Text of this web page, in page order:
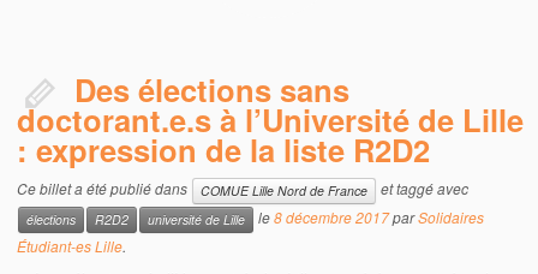
Des élections sans
doctorant.e.s à l’Université de Lille
: expression de la liste R2D2
Ce billet a été publié dans COMUE Lille Nord de France et taggé avec
élections R2D2 université de Lille le8 décembre 2017parSolidaires
Étudiant-es Lille.